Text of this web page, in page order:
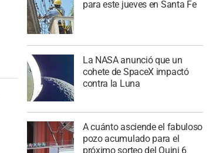
para este jueves en Santa Fe
La NASA anunció que un
cohete de SpaceX impactó
contra la Luna
A cuánto asciende el fabuloso
pozo acumulado para el
próximo sorteo del Quini 6